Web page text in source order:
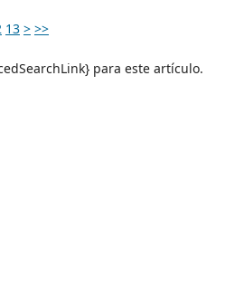
13 > >>
para este artículo.